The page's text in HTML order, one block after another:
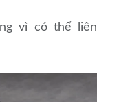
vì có thể liên